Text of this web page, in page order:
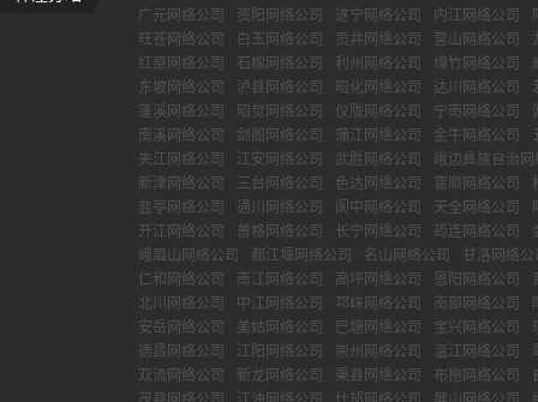
广元网络公司
资阳网络公司 遂宁网络公司 内江网络公司
旺苍网络公司
白玉网络公司 贡井网络公司 营山网络公司
红原网络公司
石棉网络公司 利州网络公司 绵竹网络公司
东坡网络公司
泸县网络公司 昭化网络公司 达川网络公司
蓬溪网络公司
昭觉网络公司 仪陇网络公司 宁南网络公司
南溪网络公司
剑阁网络公司 蒲江网络公司 金牛网络公司
夹江网络公司
江安网络公司 武胜网络公司
峨边彝族自治网
新津网络公司
三台网络公司 色达网络公司 富顺网络公司
盐亭网络公司
通川网络公司 阆中网络公司 天全网络公司
开江网络公司
普格网络公司 长宁网络公司 筠连网络公司
峨眉山网络公司
都江堰网络公司 名山网络公司
甘洛网络公
仁和网络公司
南江网络公司 高坪网络公司 恩阳网络公司
北川网络公司
中江网络公司 邛崃网络公司 南部网络公司
安岳网络公司
美姑网络公司 巴塘网络公司 宝兴网络公司
德昌网络公司
江阳网络公司 崇州网络公司 温江网络公司
双流网络公司
新龙网络公司 渠县网络公司 布拖网络公司